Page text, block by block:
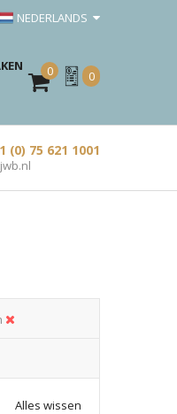
NEDERLANDS
0
Mijn
Offerte
0
(0) 75 621 1001
Alles wissen